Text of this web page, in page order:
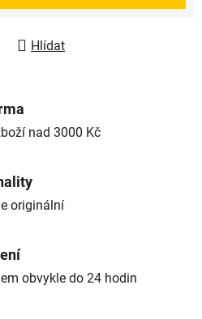
Hlídat
nad 3000 Kč
originální
obvykle do 24 hodin